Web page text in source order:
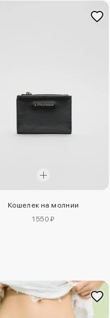
Кошелек на молнии
1550 ₽